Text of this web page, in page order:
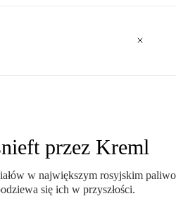
przez Kreml
w największym rosyjskim
się ich w przyszłości.